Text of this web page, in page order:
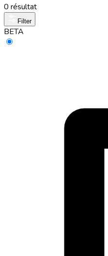
0 résultat
Filter
BETA